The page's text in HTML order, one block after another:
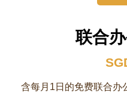
联合
含每月1日的免费联合办